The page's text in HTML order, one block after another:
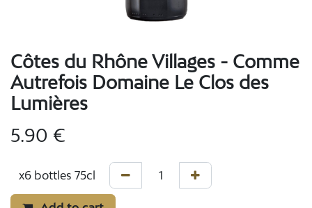
Côtes du Rhône Villages - Comme
Autrefois Domaine Le Clos des
Lumières
5.90 €